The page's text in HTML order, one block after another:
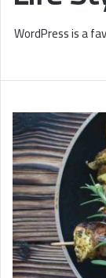
WordPress is a